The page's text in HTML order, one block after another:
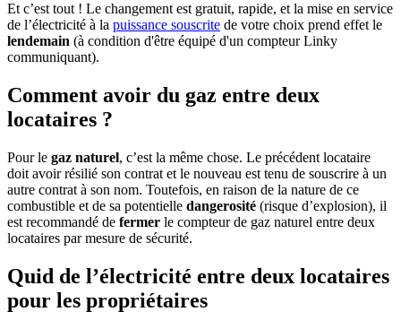
Et c’est tout ! Le changement est gratuit, rapide, et la mise en service
de l’électricité à la puissance souscrite de votre choix prend effet le
lendemain (à condition d'être équipé d'un compteur Linky
communiquant).
Comment avoir du gaz entre deux
locataires ?
Pour le gaz naturel, c’est la même chose. Le précédent locataire
doit avoir résilié son contrat et le nouveau est tenu de souscrire à un
autre contrat à son nom. Toutefois, en raison de la nature de ce
combustible et de sa potentielle dangerosité (risque d’explosion), il
est recommandé de fermer le compteur de gaz naturel entre deux
locataires par mesure de sécurité.
Quid de l’électricité entre deux locataires
pour les propriétaires